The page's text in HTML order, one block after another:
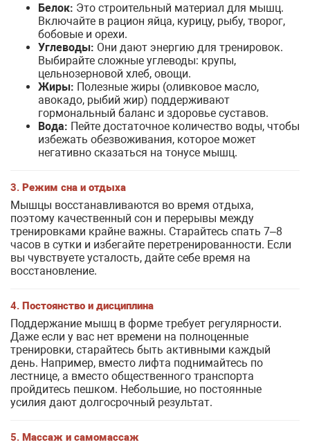
Белок: Это строительный материал для мышц.
Включайте в рацион яйца, курицу, рыбу, творог,
бобовые и орехи.
Углеводы: Они дают энергию для тренировок.
Выбирайте сложные углеводы: крупы,
цельнозерновой хлеб, овощи.
Жиры: Полезные жиры (оливковое масло,
авокадо, рыбий жир) поддерживают
гормональный баланс и здоровье суставов.
Вода: Пейте достаточное количество воды, чтобы
избежать обезвоживания, которое может
негативно сказаться на тонусе мышц.
3. Режим сна и отдыха
Мышцы восстанавливаются во время отдыха,
поэтому качественный сон и перерывы между
тренировками крайне важны. Старайтесь спать 7–8
часов в сутки и избегайте перетренированности. Если
вы чувствуете усталость, дайте себе время на
восстановление.
4. Постоянство и дисциплина
Поддержание мышц в форме требует регулярности.
Даже если у вас нет времени на полноценные
тренировки, старайтесь быть активными каждый
день. Например, вместо лифта поднимайтесь по
лестнице, а вместо общественного транспорта
пройдитесь пешком. Небольшие, но постоянные
усилия дают долгосрочный результат.
5. Массаж и самомассаж